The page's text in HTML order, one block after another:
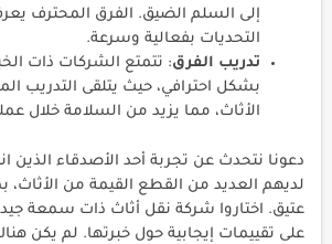
إلى السلم الضيق. الفرق المحترف
التحديات بفعالية وسرعة.
تدريب الفرق: تتمتع الشركات ذات
بشكل احترافي، حيث يتلقى التدريب
الأثاث، مما يزيد من السلامة خلال
دعونا نتحدث عن تجربة أحد الأصدقاء الذين
لديهم العديد من القطع القيمة من الأثاث،
عتيق. اختاروا شركة نقل أثاث ذات سمعة
على تقييمات إيجابية حول خبرتها. لم يكن